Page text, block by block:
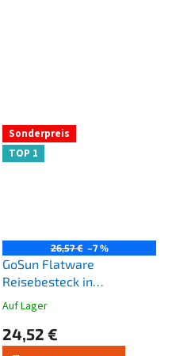
Sonderpreis
TOP 1
26,57 € –7 %
GoSun Flatware
Reisebesteck in
Kreditkartengröße
Die
Produktbewertung
Auf Lager
24,52 €